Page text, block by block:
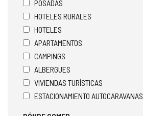
POSADAS
HOTELES RURALES
HOTELES
APARTAMENTOS
CAMPINGS
ALBERGUES
VIVIENDAS TURÍSTICAS
ESTACIONAMIENTO AUTOCARAVANAS